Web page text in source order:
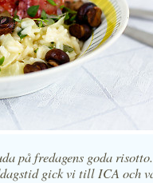
på fredagens goda
gick vi till ICA och